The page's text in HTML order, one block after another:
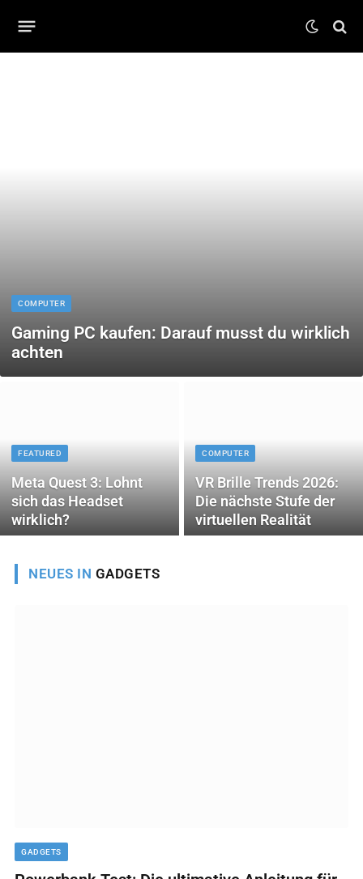
COMPUTER
Gaming PC kaufen: Darauf musst du wirklich
achten
FEATURED
Meta Quest 3: Lohnt
sich das Headset
wirklich?
COMPUTER
VR Brille Trends 2026:
Die nächste Stufe der
virtuellen Realität
NEUES IN GADGETS
GADGETS